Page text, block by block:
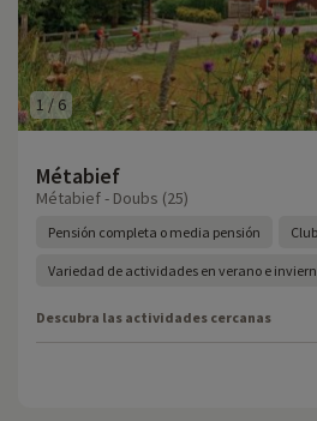
1 / 6
Métabief
Métabief - Doubs (25)
Pensión completa o media pensión
Variedad de actividades en verano e
Descubra las actividades cercanas